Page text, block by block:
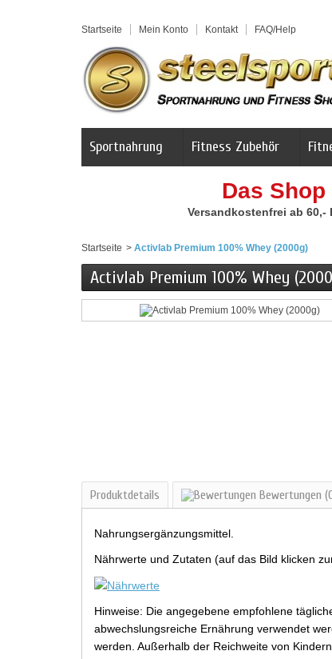
Startseite Mein Konto Kontakt FAQ/Help
Sportnahrung Fitness Zubehör
Das
Versandkostenfrei ab 60,-
Startseite > Activlab Premium 100% Whey (2000g)
Activlab Premium 100% Whey
Produktdetails Bewertungen
Nahrungsergänzungsmittel.
Nährwerte und Zutaten (auf das Bild klicken
Hinweise: Die angegebene empfohlene
abwechslungsreiche Ernährung verwendet
werden. Außerhalb der Reichweite von